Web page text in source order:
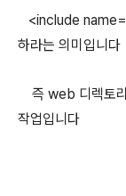
<include
하라는 의미입니다
즉 web 디렉토
작업입니다